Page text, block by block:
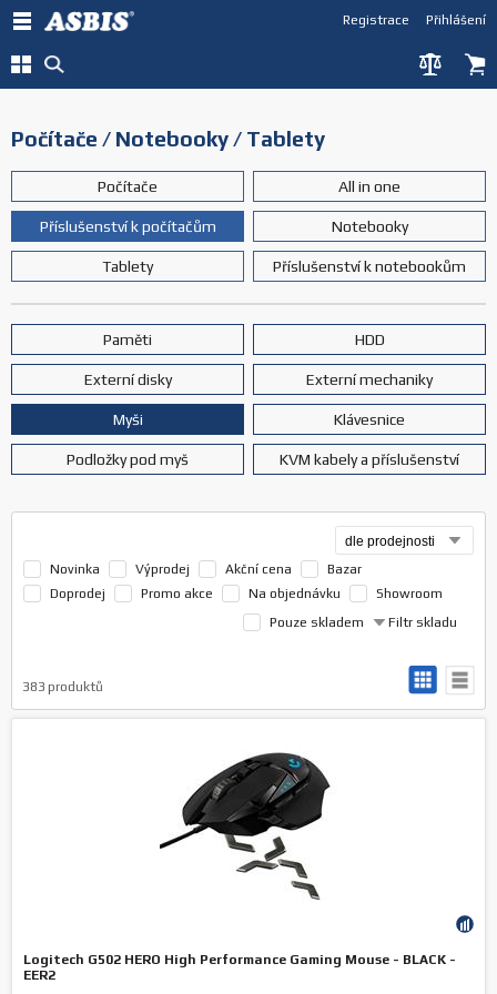
Přihlášení
Registrace
Počítače / Notebooky / Tablety
Počítače All in one
Příslušenství k počítačům Notebooky
Tablety Příslušenství k notebookům
Paměti HDD
Externí disky Externí mechaniky
Myši Klávesnice
Podložky pod myš KVM kabely a příslušenství
Novinka Výprodej Akční cena
Bazar
Doprodej
Promo akce Na objednávku
Showroom
Filtr skladu
Pouze skladem
383 produktů
Logitech G502 HERO High Performance Gaming Mouse - BLACK -
EER2